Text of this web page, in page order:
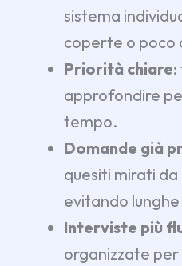
sistema
coperte o poco
Priorità chiare:
approfondire
tempo.
Domande già
quesiti mirati
evitando
Interviste più
organizzate